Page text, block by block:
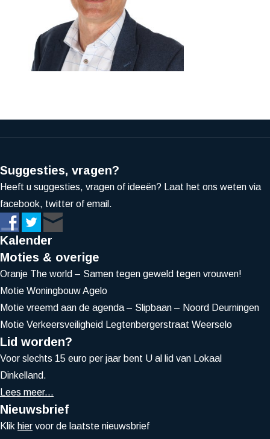
Suggesties, vragen?
Heeft u suggesties, vragen of ideeën? Laat het ons weten via
facebook, twitter of email.
Kalender
Moties & overige
Oranje The world – Samen tegen geweld tegen vrouwen!
Motie Woningbouw Agelo
Motie vreemd aan de agenda – Slipbaan – Noord Deurningen
Motie Verkeersveiligheid Legtenbergerstraat Weerselo
Lid worden?
Voor slechts 15 euro per jaar bent U al lid van Lokaal
Dinkelland.
Lees meer...
Nieuwsbrief
Klik hier voor de laatste nieuwsbrief